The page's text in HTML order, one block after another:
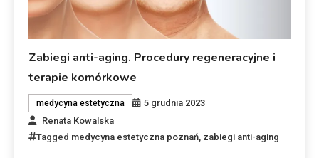
Zabiegi anti-aging. Procedury regeneracyjne i
terapie komórkowe
medycyna estetyczna
5 grudnia 2023
Renata Kowalska
Tagged medycyna estetyczna poznań, zabiegi anti-aging